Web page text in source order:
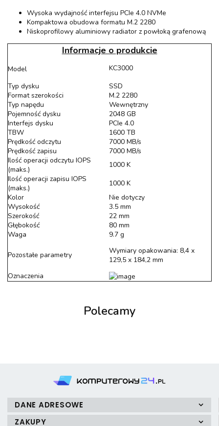
Wysoka wydajność interfejsu PCIe 4.0 NVMe
Kompaktowa obudowa formatu M.2 2280
Niskoprofilowy aluminiowy radiator z powłoką grafenową
Informacje o produkcie
Model
KC3000
Typ dysku
SSD
Format szerokości
M.2 2280
Typ napędu
Wewnętrzny
Pojemność dysku
2048 GB
Interfejs dysku
PCIe 4.0
TBW
1600 TB
Prędkość odczytu
7000 MB/s
Prędkość zapisu
7000 MB/s
Ilość operacji odczytu IOPS
(maks.)
1000 K
Ilość operacji zapisu IOPS
(maks.)
1000 K
Kolor
Nie dotyczy
Wysokość
3.5 mm
Szerokość
22 mm
Głębokość
80 mm
Waga
9.7 g
Pozostałe parametry
Wymiary opakowania: 8,4 x
129,5 x 184,2 mm
Oznaczenia
Polecamy
DANE ADRESOWE
ZAKUPY